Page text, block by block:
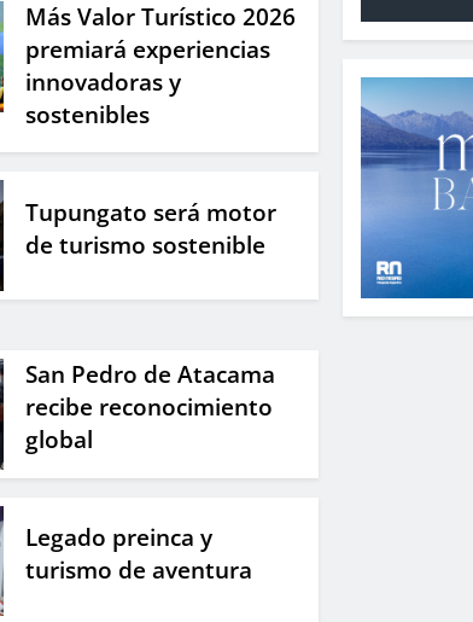
Más Valor Turístico 2026
premiará experiencias
innovadoras y
sostenibles
Tupungato será motor
de turismo sostenible
San Pedro de Atacama
recibe reconocimiento
global
Legado preinca y
turismo de aventura